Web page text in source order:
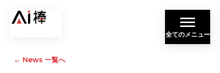
全てのメニュー
← News 一覧へ